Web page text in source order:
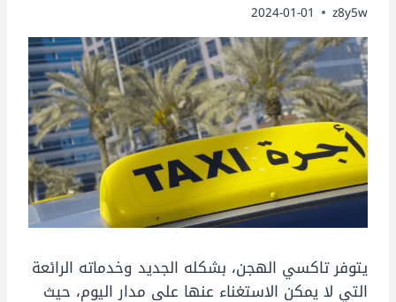
z8y5w
2024-01-01
يتوفر تاكسي الهجن، بشكله الجديد وخدماته الرائعة
التي لا يمكن الاستغناء عنها على مدار اليوم، حيث